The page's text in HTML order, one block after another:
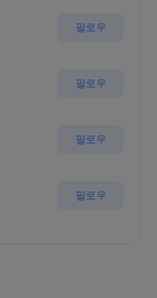
팔로우
팔로우
팔로우
팔로우